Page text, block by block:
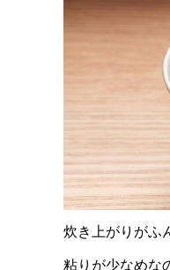
炊き上がりがふ
粘りが少なめな